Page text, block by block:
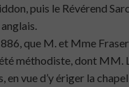
puis le Révérend
que M. et Mme
méthodiste, dont MM.
en vue d’y ériger la